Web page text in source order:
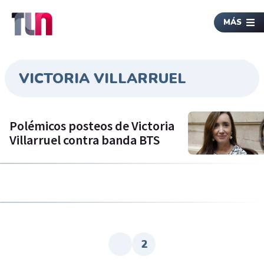
MÁS
VICTORIA VILLARRUEL
Polémicos posteos de Victoria
Villarruel contra banda BTS
2